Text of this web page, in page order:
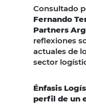
Consultado
Fernando
Partners
reflexiones
actuales de
sector
Énfasis
perfil de un